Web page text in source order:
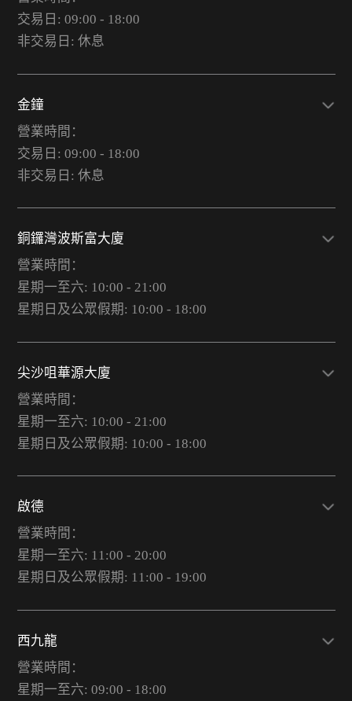
交易日: 09:00 - 18:00
非交易日: 休息
金鐘
營業時間：
交易日: 09:00 - 18:00
非交易日: 休息
銅鑼灣波斯富大廈
營業時間：
星期一至六: 10:00 - 21:00
星期日及公眾假期: 10:00 - 18:00
尖沙咀華源大廈
營業時間：
星期一至六: 10:00 - 21:00
星期日及公眾假期: 10:00 - 18:00
啟德
營業時間：
星期一至六: 11:00 - 20:00
星期日及公眾假期: 11:00 - 19:00
西九龍
營業時間：
星期一至六: 09:00 - 18:00